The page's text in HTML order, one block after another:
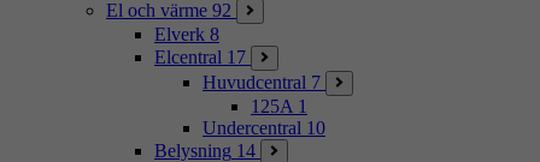
El och värme 92
Elverk 8
Elcentral 17
Huvudcentral 7
125A 1
Undercentral 10
Belysning 14